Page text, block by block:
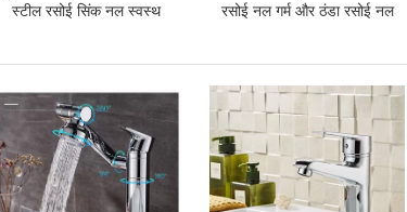
स्टील रसोई सिंक नल स्वस्थ
रसोई नल गर्म और ठंडा रसोई नल
सबसे अच्छी कीमत सबसे अच्छी कीमत